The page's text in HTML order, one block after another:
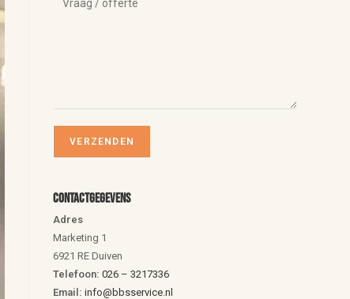
Contactgegevens
Adres
Marketing 1
6921 RE Duiven
Telefoon:026 – 3217336
Email: info@bbsservice.nl